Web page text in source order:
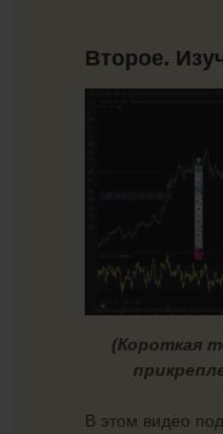
Второе.
(Короткая
В этом видео